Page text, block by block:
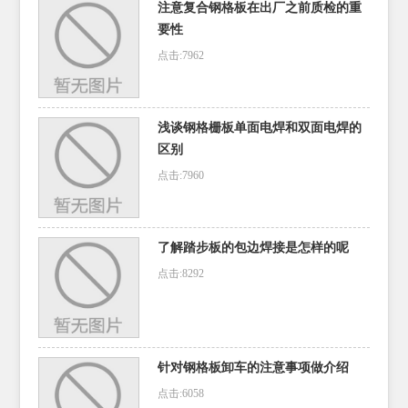
注意复合钢格板在出厂之前质检的重
要性
点击:7962
浅谈钢格栅板单面电焊和双面电焊的
区别
点击:7960
了解踏步板的包边焊接是怎样的呢
点击:8292
针对钢格板卸车的注意事项做介绍
点击:6058